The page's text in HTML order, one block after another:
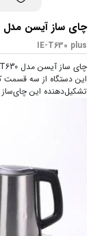
چای ساز آیسن مدل IE-T630
IE-T630 plus
این دستگاه از سه
تشکیل‌دهنده این